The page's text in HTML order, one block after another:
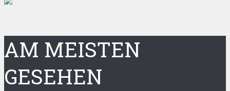
AM MEISTEN
GESEHEN